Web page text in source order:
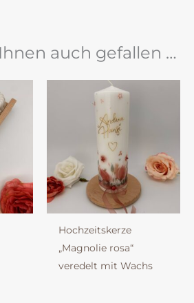
auch gefallen …
Hochzeitskerze
„Magnolie rosa“
veredelt mit Wachs